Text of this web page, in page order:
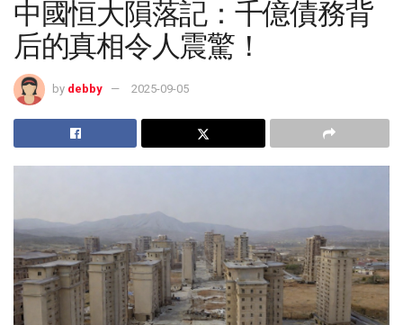
中國恒大隕落記：千億債務背
后的真相令人震驚！
by debby 2025-09-05